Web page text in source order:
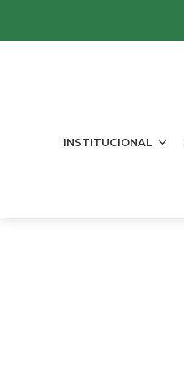
INSTITUCIONAL